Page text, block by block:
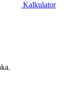
Kalkulator